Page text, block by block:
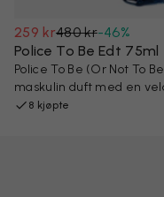
259 kr480 kr-46%
Police To Be Edt 75ml
Police To Be (Or Not To
maskulin duft med en
8 kjøpte